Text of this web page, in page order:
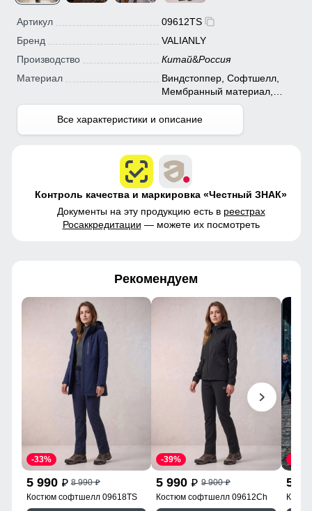
Артикул
09612TS
Бренд
VALIANLY
Производство
Китай&Россия
Материал
Виндстоппер, Софтшелл,
Мембранный материал,
Полиэстер
Все характеристики и описание
Контроль качества и маркировка «Честный ЗНАК»
Документы на эту продукцию есть в реестрах
Росаккредитации — можете их посмотреть
Рекомендуем
5 990 p 8 990p
-33%
Костюм софтшелл 09618TS
5 990 p 9 900p
-39%
Костюм софтшелл 09612Ch
5